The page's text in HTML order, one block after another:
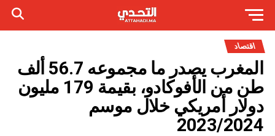
اقتصاد
المغرب يصدر ما مجموعه 56.7 ألف
طن من الأفوكادو، بقيمة 179 مليون
دولار أمريكي خلال موسم
2023/2024